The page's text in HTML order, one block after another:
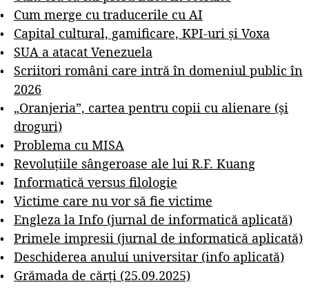
Cum merge cu traducerile cu AI
Capital cultural, gamificare, KPI-uri și Voxa
SUA a atacat Venezuela
Scriitori români care intră în domeniul public în
2026
„Oranjeria”, cartea pentru copii cu alienare (și
droguri)
Problema cu MISA
Revoluțiile sângeroase ale lui R.F. Kuang
Informatică versus filologie
Victime care nu vor să fie victime
Engleza la Info (jurnal de informatică aplicată)
Primele impresii (jurnal de informatică aplicată)
Deschiderea anului universitar (info aplicată)
Grămada de cărți (25.09.2025)